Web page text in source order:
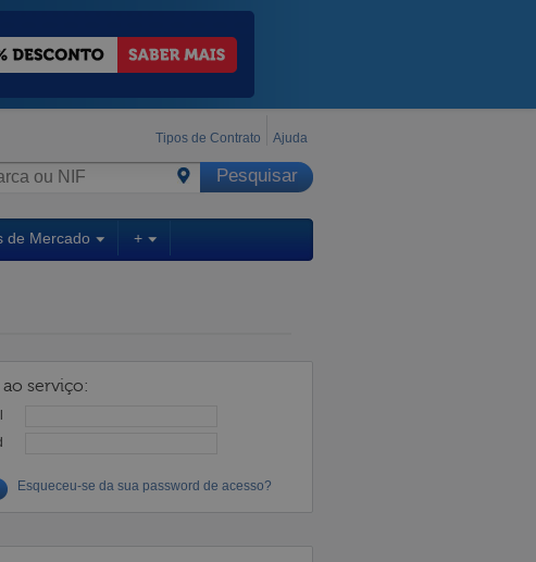
Tipos de Contrato Ajuda
de Mercado +
serviço:
Esqueceu-se da sua password de acesso?